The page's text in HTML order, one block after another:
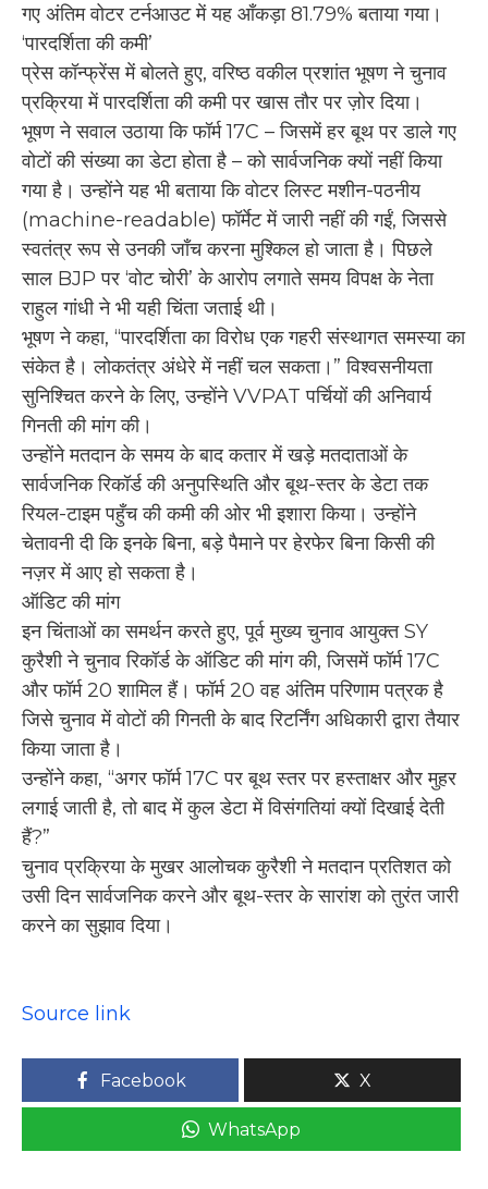
गए अंतिम वोटर टर्नआउट में यह आँकड़ा 81.79% बताया गया।
‘पारदर्शिता की कमी’
प्रेस कॉन्फ्रेंस में बोलते हुए, वरिष्ठ वकील प्रशांत भूषण ने चुनाव
प्रक्रिया में पारदर्शिता की कमी पर खास तौर पर ज़ोर दिया।
भूषण ने सवाल उठाया कि फॉर्म 17C – जिसमें हर बूथ पर डाले गए
वोटों की संख्या का डेटा होता है – को सार्वजनिक क्यों नहीं किया
गया है। उन्होंने यह भी बताया कि वोटर लिस्ट मशीन-पठनीय
(machine-readable) फॉर्मेट में जारी नहीं की गईं, जिससे
स्वतंत्र रूप से उनकी जाँच करना मुश्किल हो जाता है। पिछले
साल BJP पर ‘वोट चोरी’ के आरोप लगाते समय विपक्ष के नेता
राहुल गांधी ने भी यही चिंता जताई थी।
भूषण ने कहा, “पारदर्शिता का विरोध एक गहरी संस्थागत समस्या का
संकेत है। लोकतंत्र अंधेरे में नहीं चल सकता।” विश्वसनीयता
सुनिश्चित करने के लिए, उन्होंने VVPAT पर्चियों की अनिवार्य
गिनती की मांग की।
उन्होंने मतदान के समय के बाद कतार में खड़े मतदाताओं के
सार्वजनिक रिकॉर्ड की अनुपस्थिति और बूथ-स्तर के डेटा तक
रियल-टाइम पहुँच की कमी की ओर भी इशारा किया। उन्होंने
चेतावनी दी कि इनके बिना, बड़े पैमाने पर हेरफेर बिना किसी की
नज़र में आए हो सकता है।
ऑडिट की मांग
इन चिंताओं का समर्थन करते हुए, पूर्व मुख्य चुनाव आयुक्त SY
कुरैशी ने चुनाव रिकॉर्ड के ऑडिट की मांग की, जिसमें फॉर्म 17C
और फॉर्म 20 शामिल हैं। फॉर्म 20 वह अंतिम परिणाम पत्रक है
जिसे चुनाव में वोटों की गिनती के बाद रिटर्निंग अधिकारी द्वारा तैयार
किया जाता है।
उन्होंने कहा, “अगर फॉर्म 17C पर बूथ स्तर पर हस्ताक्षर और मुहर
लगाई जाती है, तो बाद में कुल डेटा में विसंगतियां क्यों दिखाई देती
हैं?”
चुनाव प्रक्रिया के मुखर आलोचक कुरैशी ने मतदान प्रतिशत को
उसी दिन सार्वजनिक करने और बूथ-स्तर के सारांश को तुरंत जारी
करने का सुझाव दिया।
Source link
Facebook X
WhatsApp